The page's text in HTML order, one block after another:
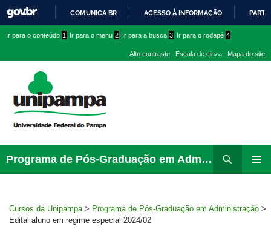
PARA
CONTEÚDO
COMUNICA BR ACESSO À INFORMAÇÃO
conteúdo
menu
superior
menu
Ir para o conteúdo 1 Ir para o menu 2 Ir para a busca 3 Ir para o rodapé 4
Alto contraste Escala de cinza Mapa do site
Programa de Pós-Graduação em Administração
para
Cursos da Unipampa > Programa de Pós-Graduação em Administração >
Edital aluno em regime especial 2024/02